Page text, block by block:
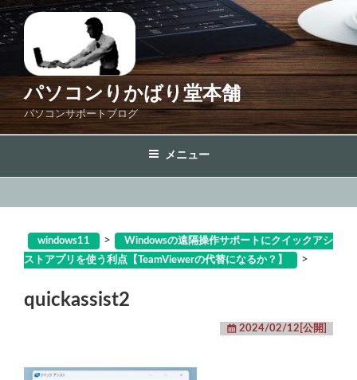
コ
ン
テ
ス
プ
パソコンりかばり堂本舗
パソコンサポートブログ
メニュー
windows11 >
Windowsの遠隔操作サポートにクイックアシ
ストアプリを使う利点【TeamViewerの代替になるか？】
>
quickassist2
2024/02/12[公開]